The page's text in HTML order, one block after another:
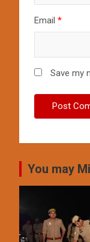
Email *
Save my
You may